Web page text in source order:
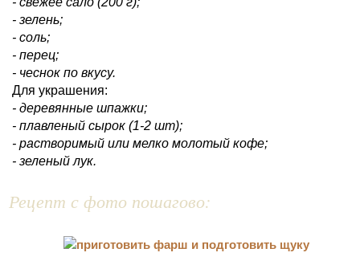
- зелень;
- соль;
- перец;
- чеснок по вкусу.
Для украшения:
- деревянные шпажки;
- плавленый сырок (1-2 шт);
- растворимый или мелко молотый кофе;
- зеленый лук.
Рецепт с фото пошагово: